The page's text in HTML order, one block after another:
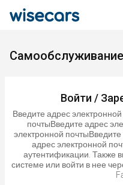
Самообслуживание
Войти /
Введите адрес
почтыВведите адрес
электронной
адрес электронной
аутентификации. Также
системе или войти в нее